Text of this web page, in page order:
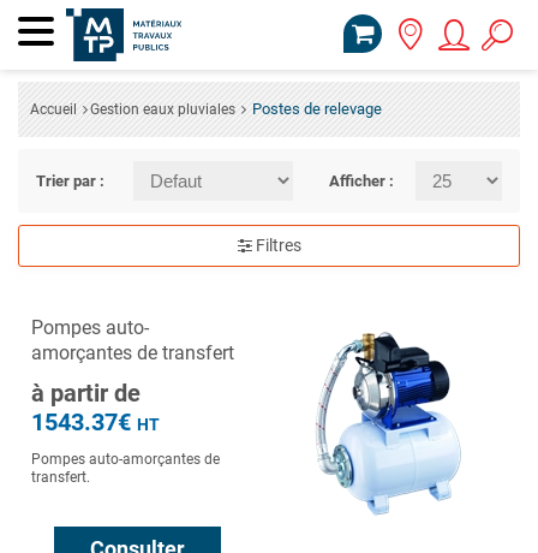
Accueil Gestion eaux pluviales Postes de relevage
Trier par : Afficher :
Filtres
Pompes auto-
amorçantes de transfert
à partir de
1543.37€ HT
Pompes auto-amorçantes de
transfert.